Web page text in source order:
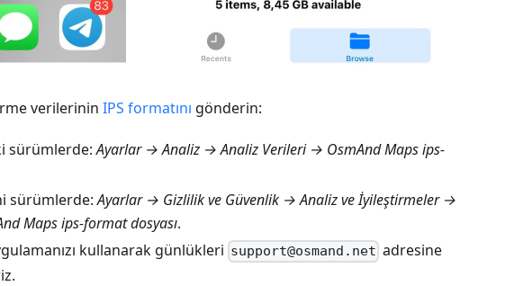
verilerinin IPS formatını gönderin:
sürümlerde:Ayarlar → Analiz → Analiz Verileri → OsmAnd Maps ips-
sürümlerde:Ayarlar → Gizlilik ve Güvenlik → Analiz ve İyileştirmeler →
Maps ips-format dosyası.
kullanarak günlükleri support@osmand.net adresine